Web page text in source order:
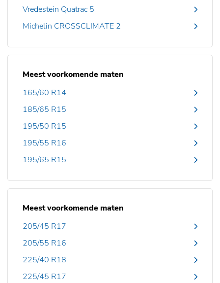
Vredestein Quatrac 5
Michelin CROSSCLIMATE 2
Meest voorkomende maten
165/60 R14
185/65 R15
195/50 R15
195/55 R16
195/65 R15
Meest voorkomende maten
205/45 R17
205/55 R16
225/40 R18
225/45 R17